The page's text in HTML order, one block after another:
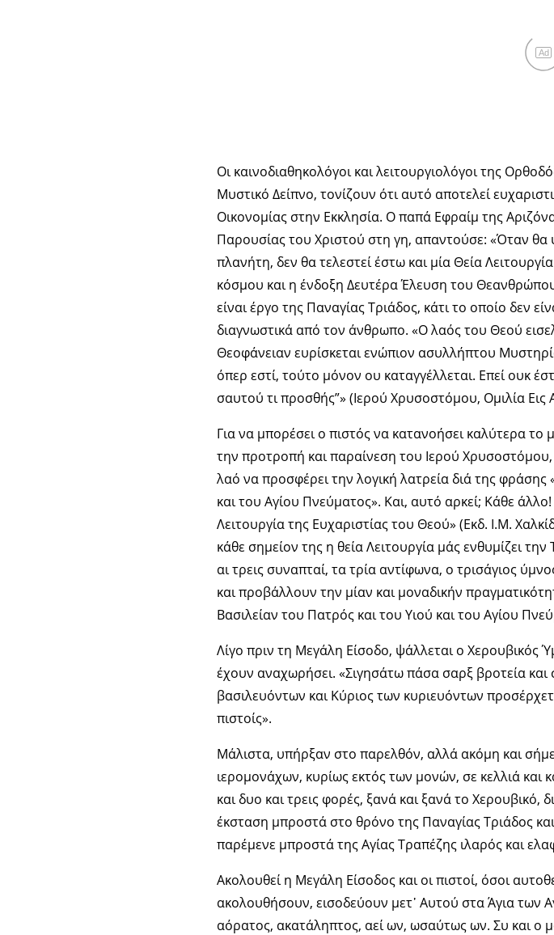
Ad
Οι καινοδιαθηκολόγοι και λειτουργιολόγοι της
Μυστικό Δείπνο, τονίζουν ότι αυτό αποτελεί
Οικονομίας στην Εκκλησία. Ο παπά Εφραίμ της
Παρουσίας του Χριστού στη γη, απαντούσε: «Όταν
πλανήτη, δεν θα τελεστεί έστω και μία Θεία
κόσμου και η ένδοξη Δευτέρα Έλευση του
είναι έργο της Παναγίας Τριάδος, κάτι το οποίο δεν
διαγνωστικά από τον άνθρωπο. «Ο λαός του Θεού
Θεοφάνειαν ευρίσκεται ενώπιον ασυλλήπτου
όπερ εστί, τούτο μόνον ου καταγγέλλεται. Επεί ουκ
σαυτού τι προσθής”» (Ιερού Χρυσοστόμου, Ομιλία Εις
Για να μπορέσει ο πιστός να κατανοήσει καλύτερα το
την προτροπή και παραίνεση του Ιερού
λαό να προσφέρει την λογική λατρεία διά της
και του Αγίου Πνεύματος». Και, αυτό αρκεί; Κάθε
Λειτουργία της Ευχαριστίας του Θεού» (Εκδ. Ι.Μ.
κάθε σημείον της η θεία Λειτουργία μάς ενθυμίζει την
αι τρεις συναπταί, τα τρία αντίφωνα, ο τρισάγιος
και προβάλλουν την μίαν και μοναδικήν
Βασιλείαν του Πατρός και του Υιού και του Αγίου
Λίγο πριν τη Μεγάλη Είσοδο, ψάλλεται ο Χερουβικός
έχουν αναχωρήσει. «Σιγησάτω πάσα σαρξ βροτεία
βασιλευόντων και Κύριος των κυριευόντων
πιστοίς».
Μάλιστα, υπήρξαν στο παρελθόν, αλλά ακόμη και
ιερομονάχων, κυρίως εκτός των μονών, σε κελλιά
και δυο και τρεις φορές, ξανά και ξανά το Χερουβικό,
έκσταση μπροστά στο θρόνο της Παναγίας Τριάδος
παρέμενε μπροστά της Αγίας Τραπέζης ιλαρός και
Ακολουθεί η Μεγάλη Είσοδος και οι πιστοί, όσοι
ακολουθήσουν, εισοδεύουν μετ᾿ Αυτού στα Άγια των
αόρατος, ακατάληπτος, αεί ων, ωσαύτως ων. Συ και ο